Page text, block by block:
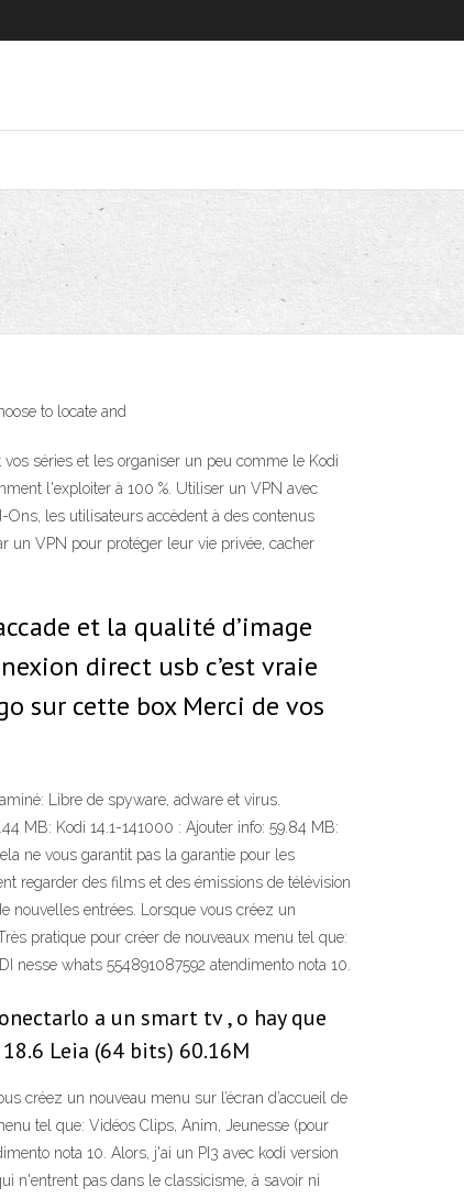
to locate and
séries et les organiser un peu comme le Kodi
l'exploiter à 100 %. Utiliser un VPN avec
les utilisateurs accèdent à des contenus
un VPN pour protéger leur vie privée, cacher
et la qualité d’image
direct usb c’est vraie
sur cette box Merci de vos
Libre de spyware, adware et virus.
MB: Kodi 14.1-141000 : Ajouter info: 59.84 MB:
ne vous garantit pas la garantie pour les
regarder des films et des émissions de télévision
nouvelles entrées. Lorsque vous créez un
pratique pour créer de nouveaux menu tel que:
nesse whats 554891087592 atendimento nota 10.
a un smart tv , o hay que
Leia (64 bits) 60.16M
créez un nouveau menu sur l’écran d’accueil de
tel que: Vidéos Clips, Anim, Jeunesse (pour
nota 10. Alors, j'ai un PI3 avec kodi version
n'entrent pas dans le classicisme, à savoir ni